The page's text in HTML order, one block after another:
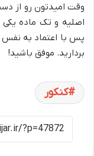
وقت امیدتون رو از
اصلیه و تک ماده یکی
پس با اعتماد به
بردارید. موفق باشید!
کنکور